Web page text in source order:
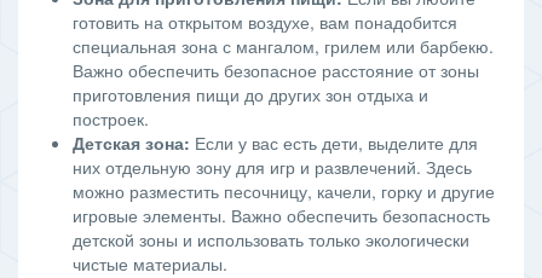
готовить на открытом воздухе, вам понадобится
специальная зона с мангалом, грилем или барбекю.
Важно обеспечить безопасное расстояние от зоны
приготовления пищи до других зон отдыха и
построек.
Детская зона: Если у вас есть дети, выделите для
них отдельную зону для игр и развлечений. Здесь
можно разместить песочницу, качели, горку и другие
игровые элементы. Важно обеспечить безопасность
детской зоны и использовать только экологически
чистые материалы.